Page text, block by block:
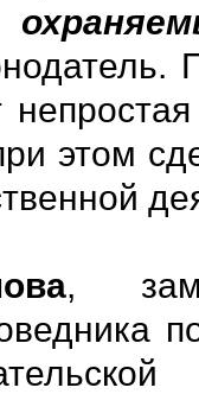
этом
,